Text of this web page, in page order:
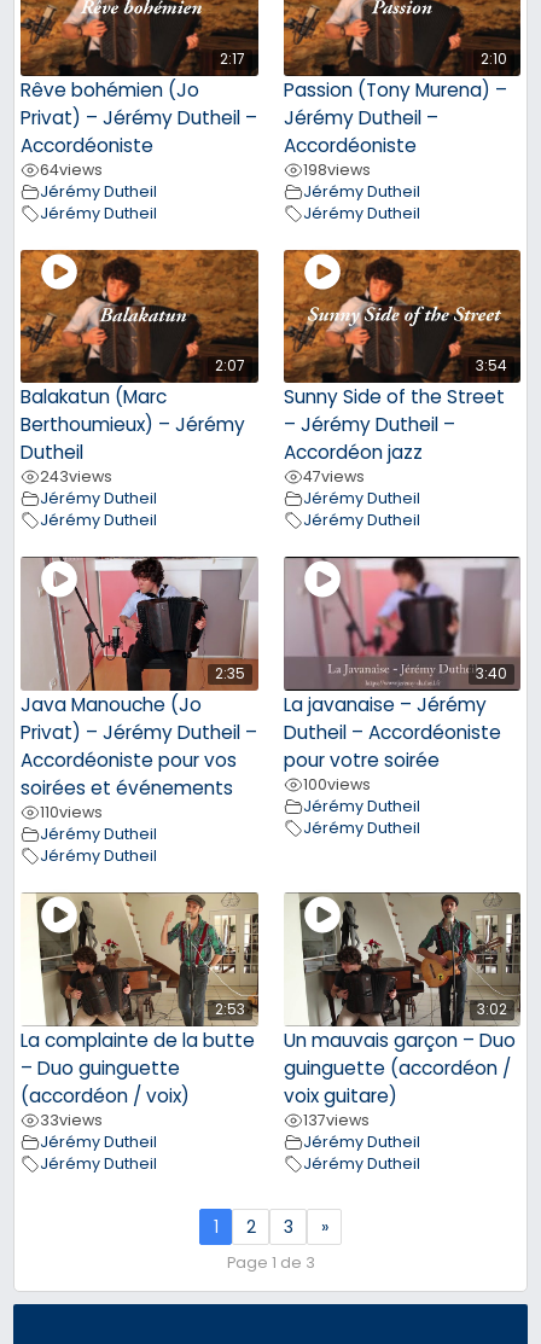
2:17
Rêve bohémien (Jo
Privat) – Jérémy Dutheil –
Accordéoniste
64views
Jérémy Dutheil
Jérémy Dutheil
2:10
Passion (Tony Murena) –
Jérémy Dutheil –
Accordéoniste
198views
Jérémy Dutheil
Jérémy Dutheil
2:07
Balakatun (Marc
Berthoumieux) – Jérémy
Dutheil
243views
Jérémy Dutheil
Jérémy Dutheil
3:54
Sunny Side of the Street
– Jérémy Dutheil –
Accordéon jazz
47views
Jérémy Dutheil
Jérémy Dutheil
2:35
Java Manouche (Jo
Privat) – Jérémy Dutheil –
Accordéoniste pour vos
soirées et événements
110views
Jérémy Dutheil
Jérémy Dutheil
3:40
La javanaise – Jérémy
Dutheil – Accordéoniste
pour votre soirée
100views
Jérémy Dutheil
Jérémy Dutheil
2:53
La complainte de la butte
– Duo guinguette
(accordéon / voix)
33views
Jérémy Dutheil
Jérémy Dutheil
3:02
Un mauvais garçon – Duo
guinguette (accordéon /
voix guitare)
137views
Jérémy Dutheil
Jérémy Dutheil
1 2 3 »
Page 1 de 3